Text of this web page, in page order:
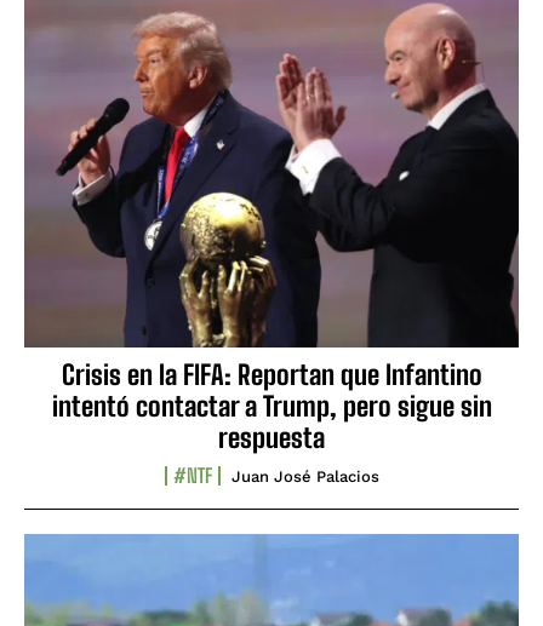
Crisis en la FIFA: Reportan que Infantino
intentó contactar a Trump, pero sigue sin
respuesta
#NTF Juan José Palacios